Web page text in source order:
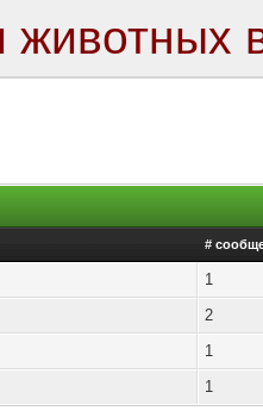
животных
#
1
2
1
1